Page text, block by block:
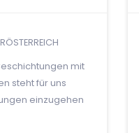
mit
steht für uns
einzugehen